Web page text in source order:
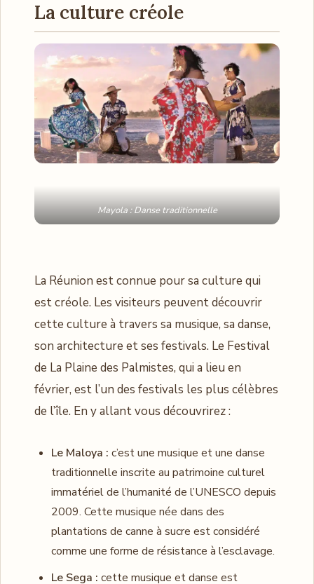
La culture créole
Mayola : Danse traditionnelle
La Réunion est connue pour sa culture qui
est créole. Les visiteurs peuvent découvrir
cette culture à travers sa musique, sa danse,
son architecture et ses festivals. Le Festival
de La Plaine des Palmistes, qui a lieu en
février, est l’un des festivals les plus célèbres
de l’île. En y allant vous découvrirez :
Le Maloya : c’est une musique et une danse
traditionnelle inscrite au patrimoine culturel
immatériel de l’humanité de l’UNESCO depuis
2009. Cette musique née dans des
plantations de canne à sucre est considéré
comme une forme de résistance à l’esclavage.
Le Sega : cette musique et danse est